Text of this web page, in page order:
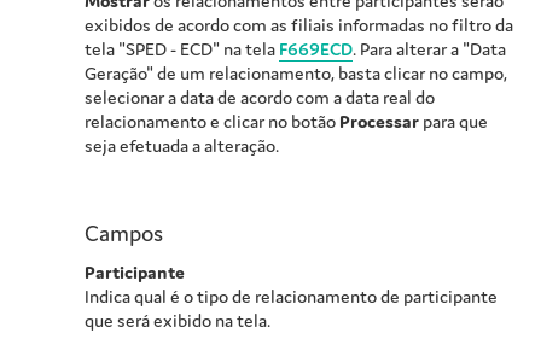
exibidos de acordo com as filiais informadas no filtro da
tela "SPED - ECD" na tela F669ECD. Para alterar a "Data
Geração" de um relacionamento, basta clicar no campo,
selecionar a data de acordo com a data real do
relacionamento e clicar no botão Processar para que
seja efetuada a alteração.
Campos
Participante
Indica qual é o tipo de relacionamento de participante
que será exibido na tela.